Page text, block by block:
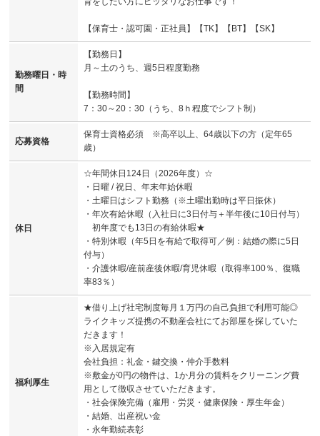
【保育士・認可園・正社員】【TK】【BT】【SK】
勤務曜日・時
間
【勤務日】
月～土のうち、週5日程度勤務
【勤務時間】
7：30～20：30（うち、8ｈ程度でシフト制）
応募資格
保育士資格必須 ※高卒以上、64歳以下の方（定年65
歳）
休日
☆年間休日124日（2026年度）☆
・日曜 / 祝日、年末年始休暇
・土曜日はシフト勤務（※土曜出勤時は平日振休）
・年次有給休暇（入社日に3日付与＋半年後に10日付与）
初年度でも13日の有給休暇★
・特別休暇（年5日を有給で取得可／例：結婚の際に5日
付与）
・介護休暇/産前産後休暇/育児休暇（取得率100％、復職
率83％）
福利厚生
★借り上げ社宅制度毎月１万円の自己負担で利用可能◎
ライクキッズ提携の不動産会社にてお部屋を探していた
だきます！
※入居規定有
会社負担：礼金・鍵交換・仲介手数料
※敷金が0円の物件は、1か月分の賃料をクリーニング費
用として徴収させていただきます。
・社会保険完備（雇用・労災・健康保険・厚生年金）
・結婚、出産祝い金
・永年勤続表彰